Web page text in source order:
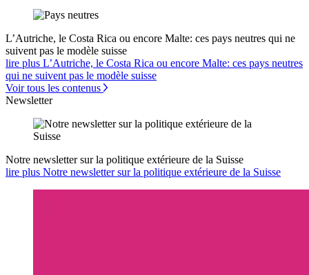
L’Autriche, le Costa Rica ou encore Malte: ces pays neutres qui ne
suivent pas le modèle suisse
lire plus L’Autriche, le Costa Rica ou encore Malte: ces pays neutres
qui ne suivent pas le modèle suisse
Voir tous les contenus
Newsletter
Notre newsletter sur la politique extérieure de la Suisse
lire plus Notre newsletter sur la politique extérieure de la Suisse